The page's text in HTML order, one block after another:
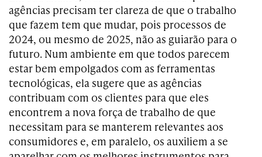
agências precisam ter clareza de que o trabalho
que fazem tem que mudar, pois processos de
2024, ou mesmo de 2025, não as guiarão para o
futuro. Num ambiente em que todos parecem
estar bem empolgados com as ferramentas
tecnológicas, ela sugere que as agências
contribuam com os clientes para que eles
encontrem a nova força de trabalho de que
necessitam para se manterem relevantes aos
consumidores e, em paralelo, os auxiliem a se